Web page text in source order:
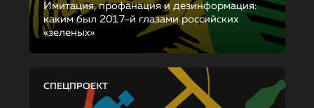
Имитация, профанация и дезинформация:
каким был 2017-й глазами российских
«зеленых»
СПЕЦПРОЕКТ